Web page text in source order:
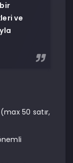
ve
50 satır,